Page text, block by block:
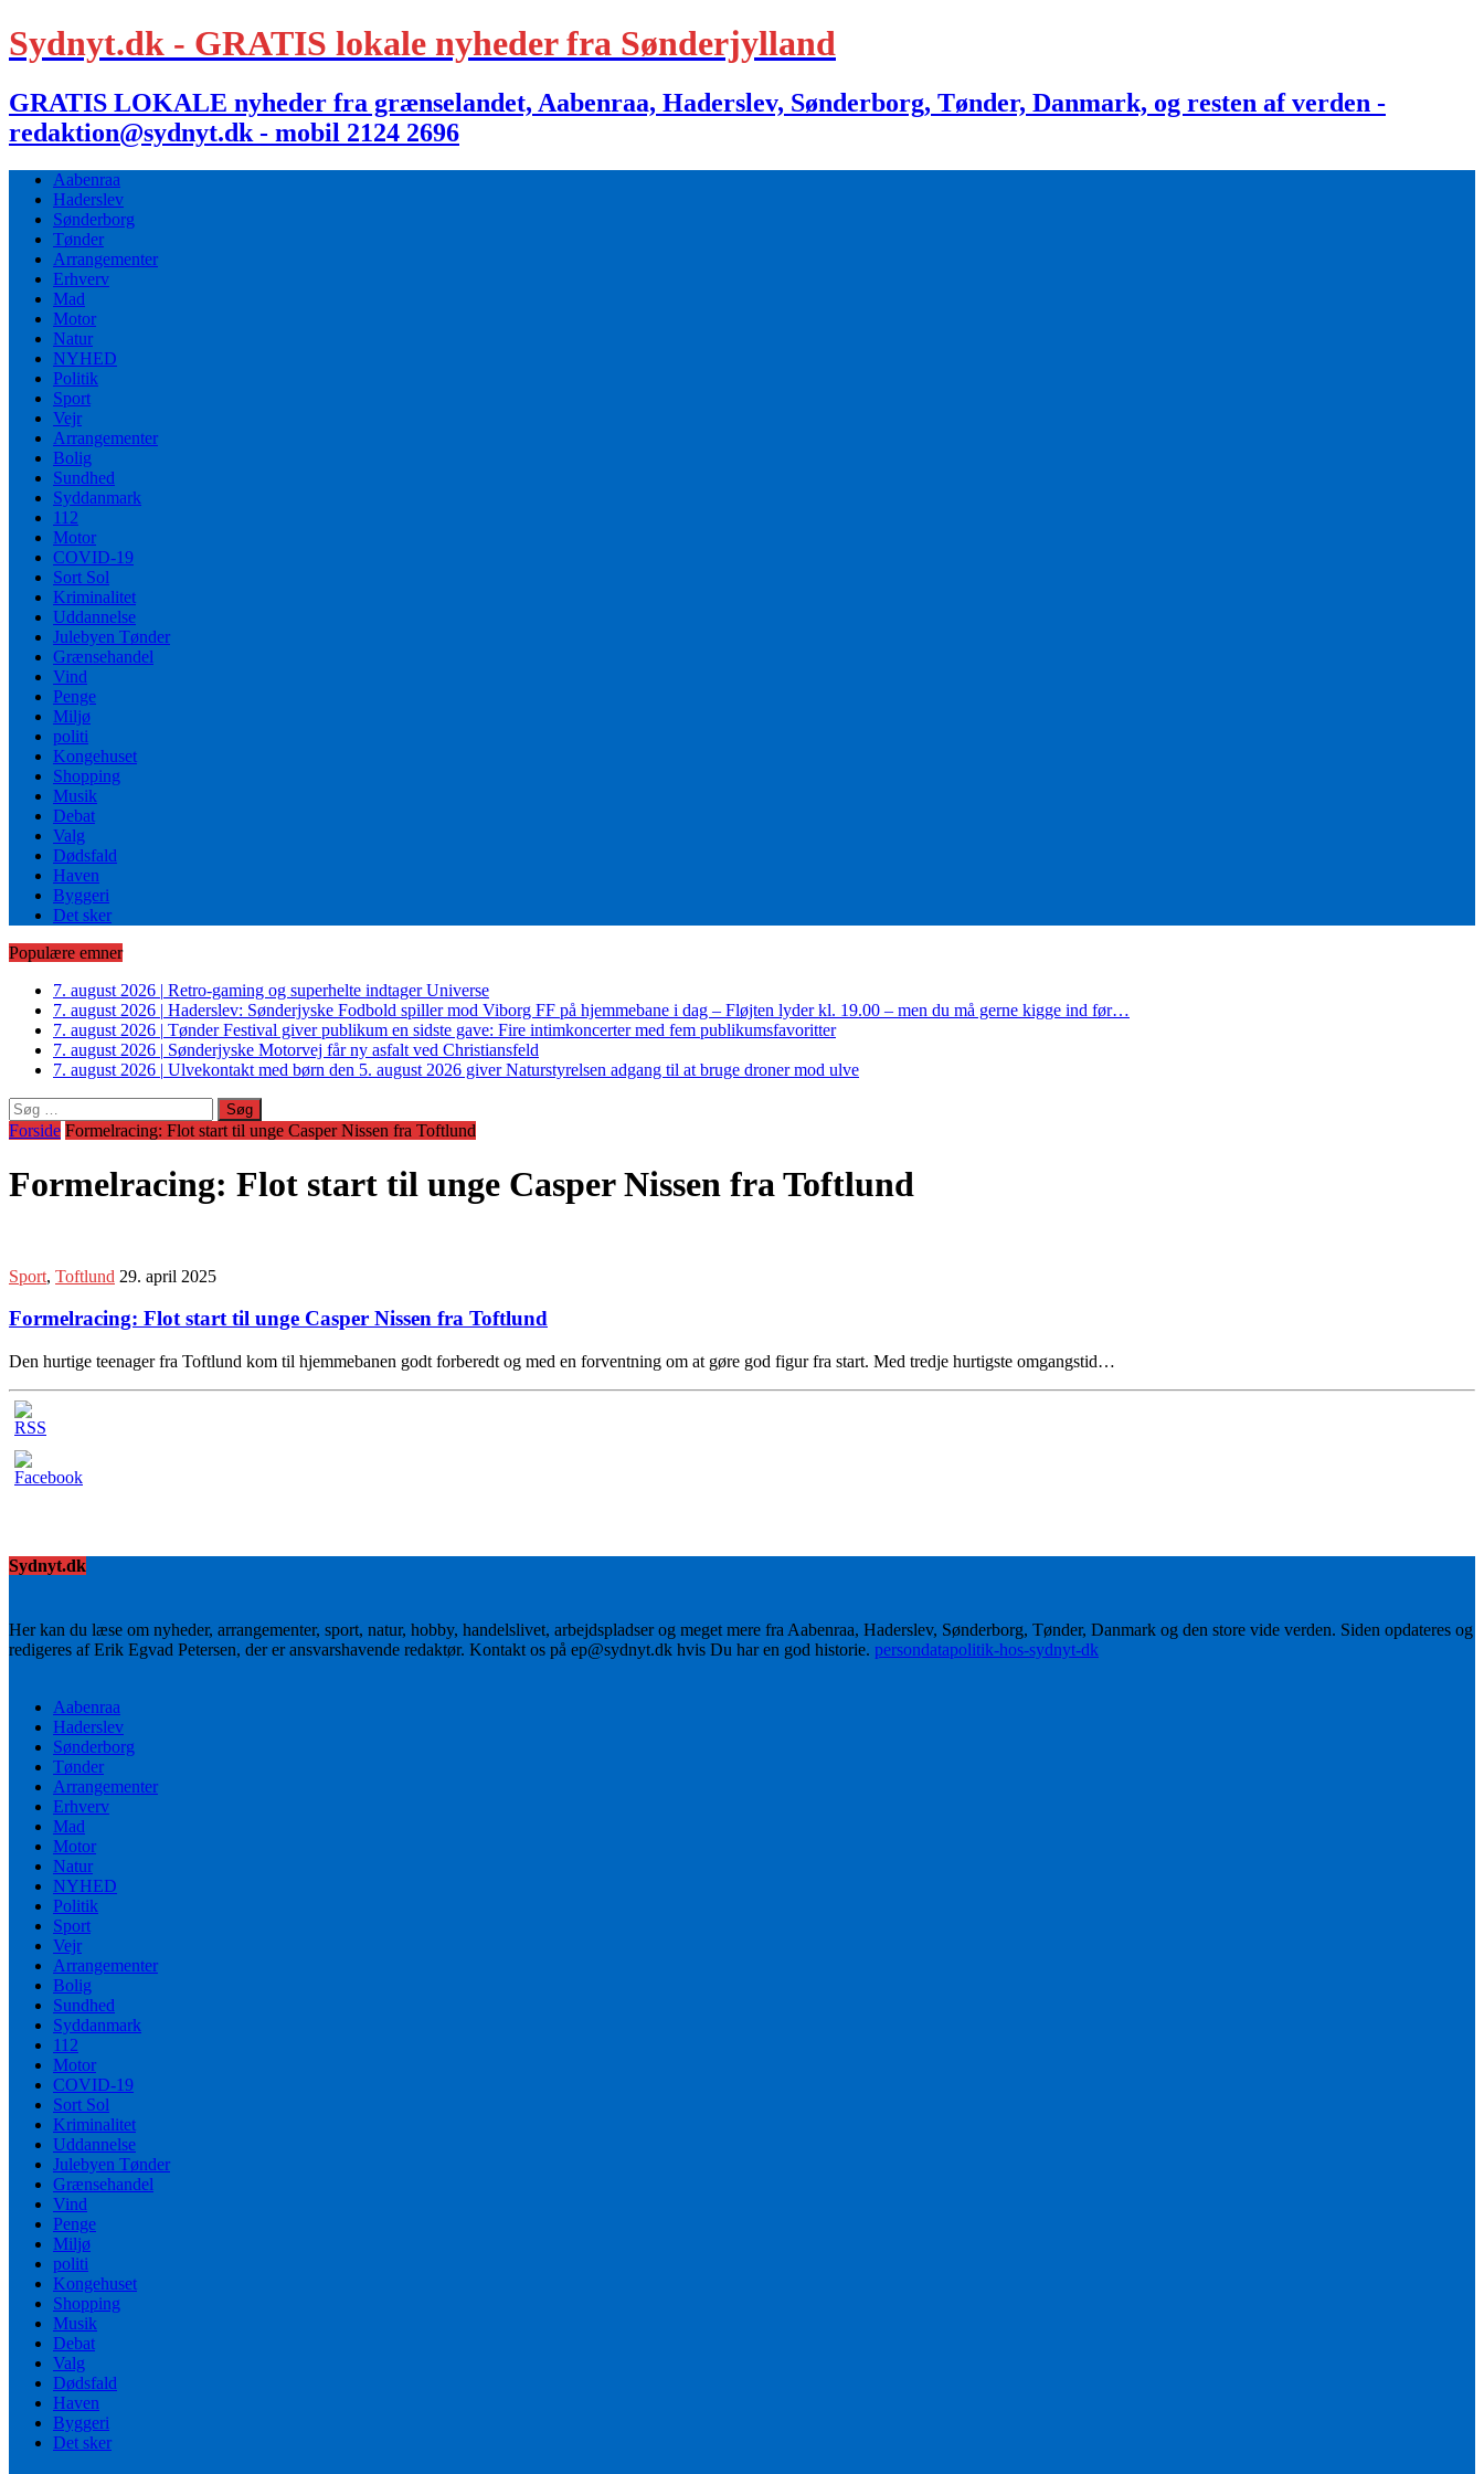
Sydnyt.dk - GRATIS lokale nyheder fra Sønderjylland
GRATIS LOKALE nyheder fra grænselandet, Aabenraa, Haderslev, Sønderborg, Tønder, Danmark, og resten af verden -
redaktion@sydnyt.dk - mobil 2124 2696
Aabenraa
Haderslev
Sønderborg
Tønder
Arrangementer
Erhverv
Mad
Motor
Natur
NYHED
Politik
Sport
Vejr
Arrangementer
Bolig
Sundhed
Syddanmark
112
Motor
COVID-19
Sort Sol
Kriminalitet
Uddannelse
Julebyen Tønder
Grænsehandel
Vind
Penge
Miljø
politi
Kongehuset
Shopping
Musik
Debat
Valg
Dødsfald
Haven
Byggeri
Det sker
Populære emner
7. august 2026 | Retro-gaming og superhelte indtager Universe
7. august 2026 | Haderslev: Sønderjyske Fodbold spiller mod Viborg FF på hjemmebane i dag – Fløjten lyder kl. 19.00 – men du må gerne kigge ind før…
7. august 2026 | Tønder Festival giver publikum en sidste gave: Fire intimkoncerter med fem publikumsfavoritter
7. august 2026 | Sønderjyske Motorvej får ny asfalt ved Christiansfeld
7. august 2026 | Ulvekontakt med børn den 5. august 2026 giver Naturstyrelsen adgang til at bruge droner mod ulve
Søg
efter:
Forside Formelracing: Flot start til unge Casper Nissen fra Toftlund
Formelracing: Flot start til unge Casper Nissen fra Toftlund
Sport, Toftlund 29. april 2025
Formelracing: Flot start til unge Casper Nissen fra Toftlund
Den hurtige teenager fra Toftlund kom til hjemmebanen godt forberedt og med en forventning om at gøre god figur fra start. Med tredje hurtigste omgangstid…
Sydnyt.dk
Her kan du læse om nyheder, arrangementer, sport, natur, hobby, handelslivet, arbejdspladser og meget mere fra Aabenraa, Haderslev, Sønderborg, Tønder, Danmark og den store vide verden. Siden opdateres og
redigeres af Erik Egvad Petersen, der er ansvarshavende redaktør. Kontakt os på ep@sydnyt.dk hvis Du har en god historie. persondatapolitik-hos-sydnyt-dk
Aabenraa
Haderslev
Sønderborg
Tønder
Arrangementer
Erhverv
Mad
Motor
Natur
NYHED
Politik
Sport
Vejr
Arrangementer
Bolig
Sundhed
Syddanmark
112
Motor
COVID-19
Sort Sol
Kriminalitet
Uddannelse
Julebyen Tønder
Grænsehandel
Vind
Penge
Miljø
politi
Kongehuset
Shopping
Musik
Debat
Valg
Dødsfald
Haven
Byggeri
Det sker